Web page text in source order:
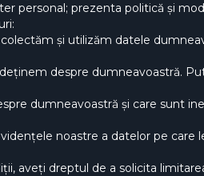
personal; prezenta politică și
și utilizăm datele
despre dumneavoastră.
dumneavoastră și care sunt
noastre a datelor pe care
aveți dreptul de a solicita